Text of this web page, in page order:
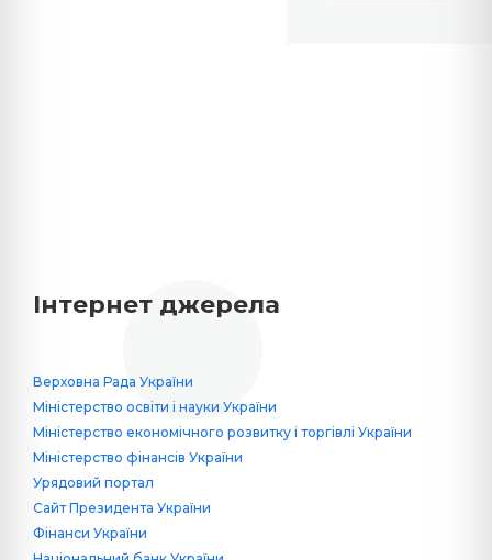
Інтернет джерела
Верховна Рада України
Міністерство освіти і науки України
Міністерство економічного розвитку і торгівлі України
Міністерство фінансів України
Урядовий портал
Сайт Президента України
Фінанси України